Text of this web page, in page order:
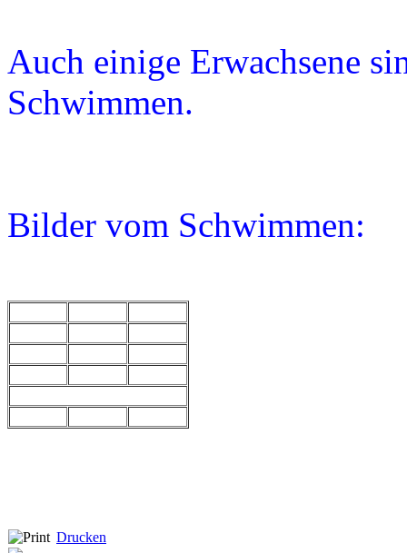
Auch einige Erwachsene
Schwimmen.
Bilder vom Schwimmen:
Drucken